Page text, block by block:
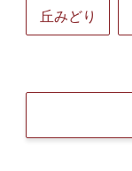
丘みどり